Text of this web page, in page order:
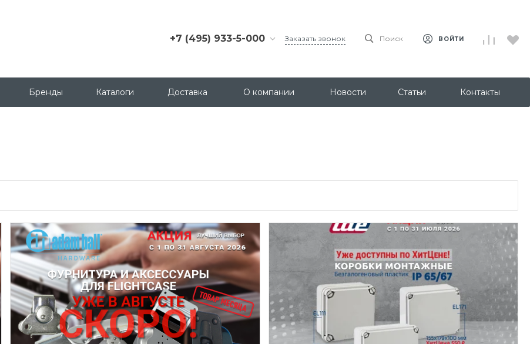
+7 (495) 933-5-000
г. Москва, ул.
Грузинский пер., д. 3 c1,
офис 158
18
+7 (343) 288-65-00
г. Екатеринбург, ул.
Клары Цеткин, д. 4
+7(924) 433-50-00
г. Владивосток, ул.
Ладыгина, д. 7, ТЦ
"КВАРТАЛ"
Заказать звонок Поиск ВОЙТИ
Бренды Каталоги Доставка О компании Новости Статьи Контакты